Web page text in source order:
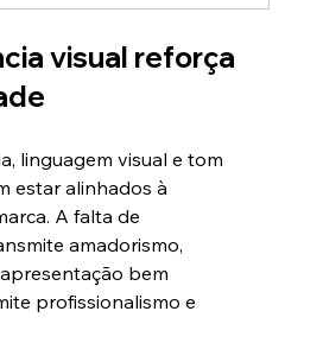
visual reforça
linguagem visual e tom
estar alinhados à
A falta de
amadorismo,
bem
profissionalismo e